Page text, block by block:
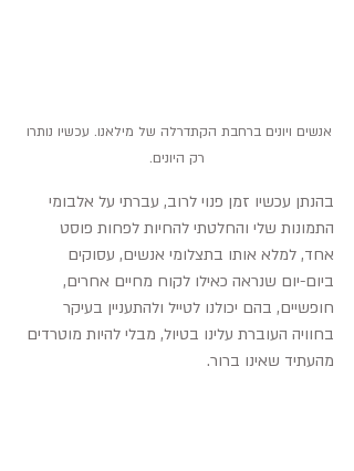
אנשים ויונים ברחבת הקתדרלה של מילאנו. עכשיו נותרו
רק היונים.
בהנתן עכשיו זמן פנוי לרוב, עברתי על אלבומי
התמונות שלי והחלטתי להחיות לפחות פוסט
אחד, למלא אותו בתצלומי אנשים, עסוקים
ביום-יום שנראה כאילו לקוח מחיים אחרים,
חופשיים, בהם יכולנו לטייל ולהתעניין בעיקר
בחוויה העוברת עלינו בטיול, מבלי להיות מוטרדים
מהעתיד שאינו ברור.